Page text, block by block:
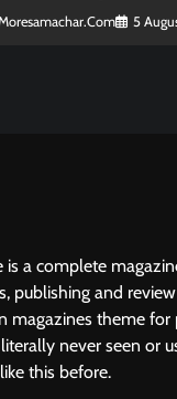
5
is a complete
publishing and
magazines theme for
literally never seen or
this before.